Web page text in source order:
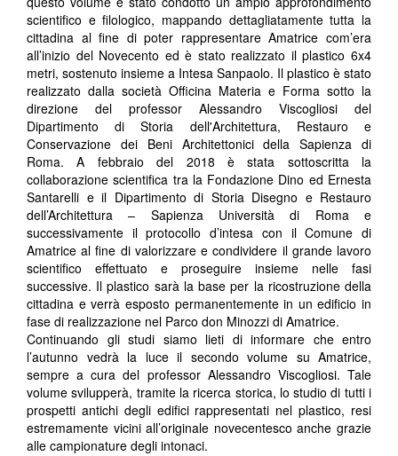
scientifico e filologico, mappando dettagliatamente tutta la
cittadina al fine di poter rappresentare Amatrice com’era
all’inizio del Novecento ed è stato realizzato il plastico 6x4
metri, sostenuto insieme a Intesa Sanpaolo. Il plastico è stato
realizzato dalla società Officina Materia e Forma sotto la
direzione del professor Alessandro Viscogliosi del
Dipartimento di Storia dell'Architettura, Restauro e
Conservazione dei Beni Architettonici della Sapienza di
Roma. A febbraio del 2018 è stata sottoscritta la
collaborazione scientifica tra la Fondazione Dino ed Ernesta
Santarelli e il Dipartimento di Storia Disegno e Restauro
dell’Architettura – Sapienza Università di Roma e
successivamente il protocollo d’intesa con il Comune di
Amatrice al fine di valorizzare e condividere il grande lavoro
scientifico effettuato e proseguire insieme nelle fasi
successive. Il plastico sarà la base per la ricostruzione della
cittadina e verrà esposto permanentemente in un edificio in
fase di realizzazione nel Parco don Minozzi di Amatrice.
Continuando gli studi siamo lieti di informare che entro
l’autunno vedrà la luce il secondo volume su Amatrice,
sempre a cura del professor Alessandro Viscogliosi. Tale
volume svilupperà, tramite la ricerca storica, lo studio di tutti i
prospetti antichi degli edifici rappresentati nel plastico, resi
estremamente vicini all’originale novecentesco anche grazie
alle campionature degli intonaci.